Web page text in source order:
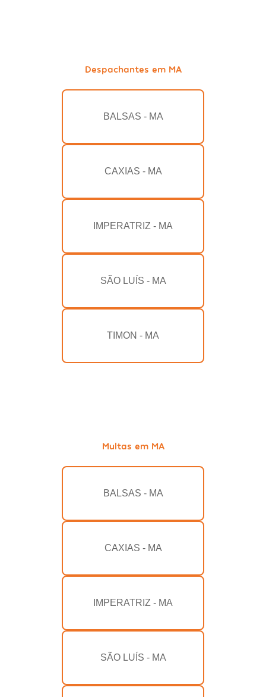
Despachantes em MA
BALSAS - MA
CAXIAS - MA
IMPERATRIZ - MA
SÃO LUÍS - MA
TIMON - MA
Multas em MA
BALSAS - MA
CAXIAS - MA
IMPERATRIZ - MA
SÃO LUÍS - MA